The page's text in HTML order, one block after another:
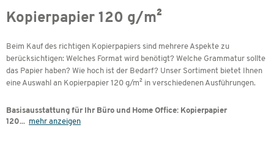
Kopierpapier 120 g/m²
Beim Kauf des richtigen Kopierpapiers sind mehrere Aspekte zu
berücksichtigen: Welches Format wird benötigt? Welche Grammatur sollte
das Papier haben? Wie hoch ist der Bedarf? Unser Sortiment bietet Ihnen
eine Auswahl an Kopierpapier 120 g/m² in verschiedenen Ausführungen.
Basisausstattung für Ihr Büro und Home Office: Kopierpapier
120... mehr anzeigen